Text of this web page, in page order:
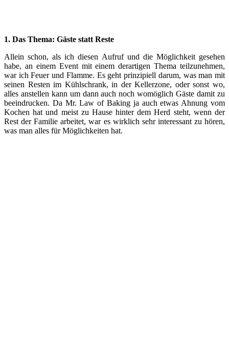
1. Das Thema: Gäste statt Reste
Allein schon, als ich diesen Aufruf und die Möglichkeit gesehen
habe, an einem Event mit einem derartigen Thema teilzunehmen,
war ich Feuer und Flamme. Es geht prinzipiell darum, was man mit
seinen Resten im Kühlschrank, in der Kellerzone, oder sonst wo,
alles anstellen kann um dann auch noch womöglich Gäste damit zu
beeindrucken. Da Mr. Law of Baking ja auch etwas Ahnung vom
Kochen hat und meist zu Hause hinter dem Herd steht, wenn der
Rest der Familie arbeitet, war es wirklich sehr interessant zu hören,
was man alles für Möglichkeiten hat.